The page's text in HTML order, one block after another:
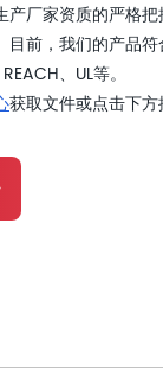
厂家资质的严格
前，我们的产品
、UL等。
获取文件或点击下方